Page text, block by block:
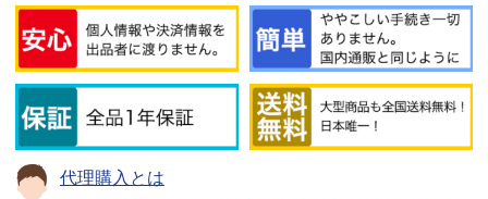
代理購入とは